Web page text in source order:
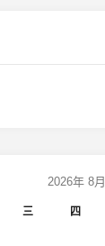
2026年 8月
三 四